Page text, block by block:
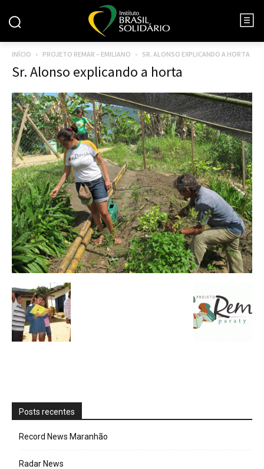
INÍCIO PROJETO REMAR – EMILIANO SR. ALONSO EXPLICANDO A HORTA
Sr. Alonso explicando a horta
Posts recentes
Record News Maranhão
Radar News